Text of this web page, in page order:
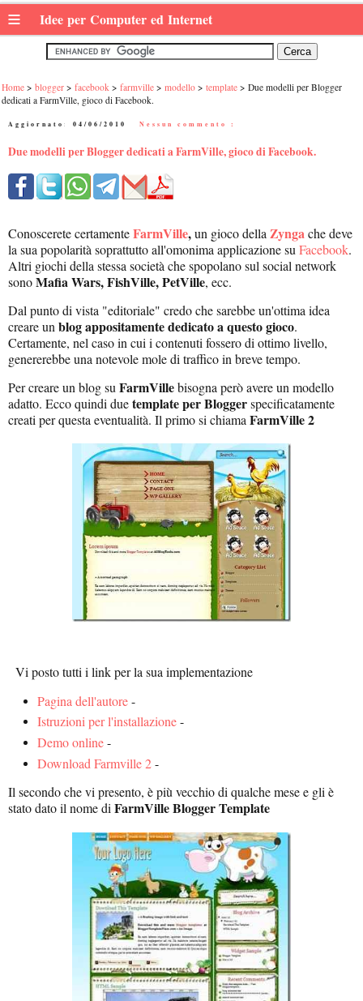
≡ Idee per Computer ed Internet
Home blogger facebook farmville modello template
Due modelli per Blogger
dedicati a FarmVille, gioco di Facebook.
Aggiornato: 04/06/2010 Nessun commento :
Due modelli per Blogger dedicati a FarmVille, gioco di Facebook.
Conoscerete certamenteFarmVille,un gioco dellaZyngache deve
la sua popolarità soprattutto all'omonima applicazione suFacebook.
Altri giochi della stessa società che spopolano sul social network
sonoMafia Wars, FishVille, PetVille, ecc.
Dal punto di vista "editoriale" credo che sarebbe un'ottima idea
creare un blog appositamente dedicato a questo gioco.
Certamente, nel caso in cui i contenuti fossero di ottimo livello,
genererebbe una notevole mole di traffico in breve tempo.
Per creare un blog su FarmVillebisogna però avere un modello
adatto. Ecco quindi duetemplate per Bloggerspecificatamente
creati per questa eventualità. Il primo si chiama FarmVille 2
Vi posto tutti i link per la sua implementazione
Pagina dell'autore-
Istruzioni per l'installazione-
Demo online-
Download Farmville 2-
Il secondo che vi presento, è più vecchio di qualche mese e gli è
stato dato il nome diFarmVille Blogger Template